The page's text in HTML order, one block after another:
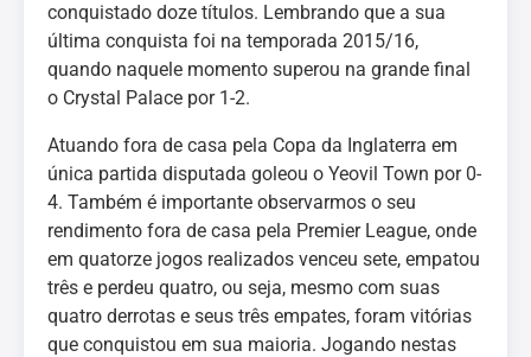
conquistado doze títulos. Lembrando que a sua
última conquista foi na temporada 2015/16,
quando naquele momento superou na grande final
o Crystal Palace por 1-2.
Atuando fora de casa pela Copa da Inglaterra em
única partida disputada goleou o Yeovil Town por 0-
4. Também é importante observarmos o seu
rendimento fora de casa pela Premier League, onde
em quatorze jogos realizados venceu sete, empatou
três e perdeu quatro, ou seja, mesmo com suas
quatro derrotas e seus três empates, foram vitórias
que conquistou em sua maioria. Jogando nestas